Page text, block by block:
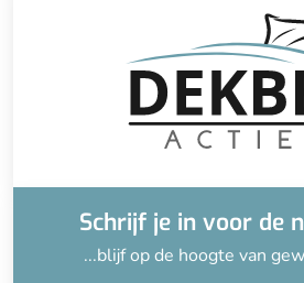
Schrijf je in voor de
...blijf op de hoogte van